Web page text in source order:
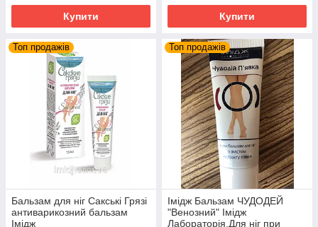
Купити Купити
Топ продажів
Бальзам для ніг Сакські Грязі
антиварикозний бальзам
Імідж
Топ продажів
Імідж Бальзам ЧУДОДЕЙ
"Венозний" Імідж
Лабораторія.Для ніг при